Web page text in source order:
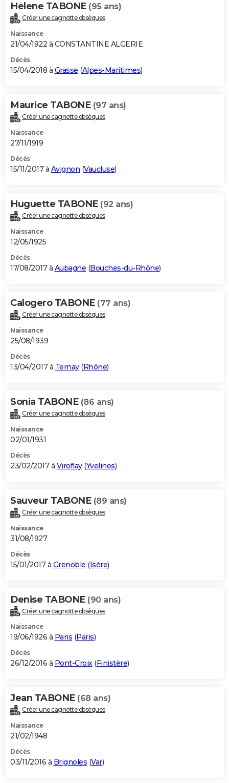
Helene TABONE (95 ans)
Créer une cagnotte obsèques
Naissance
21/04/1922 à CONSTANTINE ALGERIE
Décès
15/04/2018 à Grasse (Alpes-Maritimes)
Maurice TABONE (97 ans)
Créer une cagnotte obsèques
Naissance
27/11/1919
Décès
15/11/2017 à Avignon (Vaucluse)
Huguette TABONE (92 ans)
Créer une cagnotte obsèques
Naissance
12/05/1925
Décès
17/08/2017 à Aubagne (Bouches-du-Rhône)
Calogero TABONE (77 ans)
Créer une cagnotte obsèques
Naissance
25/08/1939
Décès
13/04/2017 à Ternay(Rhône)
Sonia TABONE (86 ans)
Créer une cagnotte obsèques
Naissance
02/01/1931
Décès
23/02/2017 à Viroflay(Yvelines)
Sauveur TABONE (89 ans)
Créer une cagnotte obsèques
Naissance
31/08/1927
Décès
15/01/2017 à Grenoble (Isère)
Denise TABONE (90 ans)
Créer une cagnotte obsèques
Naissance
19/06/1926 à Paris (Paris)
Décès
26/12/2016 à Pont-Croix(Finistère)
Jean TABONE (68 ans)
Créer une cagnotte obsèques
Naissance
21/02/1948
Décès
03/11/2016 à Brignoles (Var)